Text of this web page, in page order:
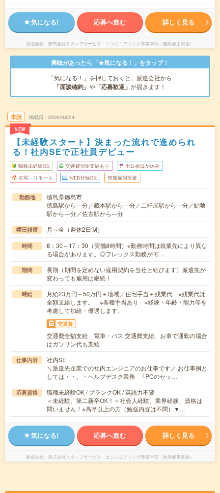
気になる! 応募へ進む 詳しく見る
派遣会社 株式会社スタッフサービス エンジニアリング事業本部（無期雇用派遣）
興味があったら「★気になる！」をタップ！
「気になる！」を押しておくと、派遣会社から
「面談確約」 や 「応募歓迎」 が届きます！
未読
NEW
掲載日 2026/08/04
【未経験スタート】決まった流れで進められ
る！社内SEで正社員デビュー
職種未経験OK 交通費別途支給あり 土日祝日が休み
在宅・リモート WEB登録OK 無期雇用派遣
勤務地
徳島県徳島市
徳島駅から---分／蔵本駅から---分／二軒屋駅から---分／鮎喰
駅から---分／佐古駅から---分
曜日頻度 月～金（週休2日制）
時間
8：30～17：30（実働8時間）※勤務時間は就業先により異な
る場合があります。◎フレックス勤務が可…
期間
長期（期間を定めない雇用契約を当社と結びます）派遣先が
変わっても雇用は継続！
時給
月給23万円～50万円＋地域／住宅手当＋残業代 ※残業代は
全額支給します。 ※各種手当あり ※経験・年齢・能力等を
考慮して加給・優遇します。
交通費
交通費全額支給 電車・バス 交通費支給、お車で通勤の場合
はガソリン代も支給
仕事内容
社内SE
＼派遣先企業での社内エンジニアのお仕事です／ お仕事例と
しては・・。・ヘルプデスク業務 └PCのセッ…
応募資格
職種未経験OK / ブランクOK / 英語力不要
＜未経験、第二新卒OK！＞社会人経験、業界経験、資格は
問いません！※高卒以上の方（勉強内容は不問）▼…
気になる! 応募へ進む 詳しく見る
派遣会社 株式会社スタッフサービス エンジニアリング事業本部（無期雇用派遣）